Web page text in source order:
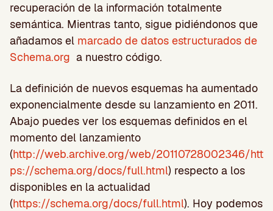
recuperación de la información totalmente
semántica. Mientras tanto, sigue pidiéndonos que
añadamos el marcado de datos estructurados de
Schema.org a nuestro código.
La definición de nuevos esquemas ha aumentado
exponencialmente desde su lanzamiento en 2011.
Abajo puedes ver los esquemas definidos en el
momento del lanzamiento
(http://web.archive.org/web/20110728002346/htt
ps://schema.org/docs/full.html) respecto a los
disponibles en la actualidad
(https://schema.org/docs/full.html). Hoy podemos